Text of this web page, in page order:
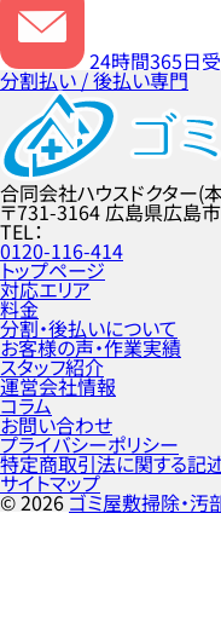
24時間365日
分割払い / 後払い専門
合同会社ハウスドクター(
〒731-3164 広島県広島
TEL
0120-116-414
トップページ
対応エリア
料金
分割・後払いについて
お客様の声・作業実績
スタッフ紹介
運営会社情報
コラム
お問い合わせ
プライバシーポリシー
特定商取引法に関する記
サイトマップ
©2026ゴミ屋敷掃除・汚